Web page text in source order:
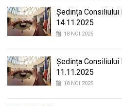
Ședința Consiliului
14.11.2025
18 NOI 2025
Ședința Consiliului
11.11.2025
18 NOI 2025